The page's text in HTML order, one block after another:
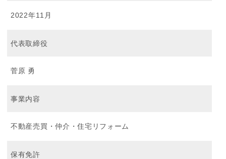
2022年11月
代表取締役
菅原 勇
事業内容
不動産売買・仲介・住宅リフォーム
保有免許